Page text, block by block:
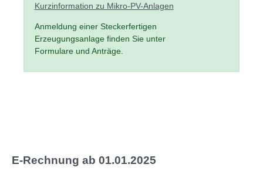
Kurzinformation zu Mikro-PV-Anlagen
Anmeldung einer Steckerfertigen
Erzeugungsanlage finden Sie unter
Formulare und Anträge.
E-Rechnung ab 01.01.2025